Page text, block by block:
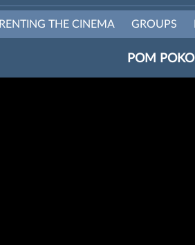
RENTING THE CINEMA GROUPS
POM POKO